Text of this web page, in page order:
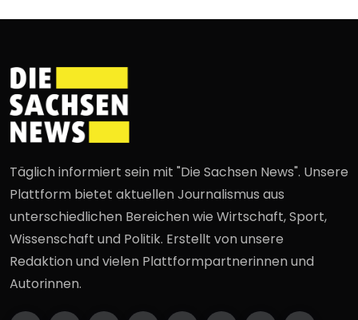
Täglich informiert sein mit "Die Sachsen News". Unsere
Plattform bietet aktuellen Journalismus aus
unterschiedlichen Bereichen wie Wirtschaft, Sport,
Wissenschaft und Politik. Erstellt von unsere
Redaktion und vielen Plattformpartnerinnen und
Autorinnen.